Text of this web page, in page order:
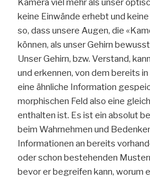
Kamera viel mehr als unser
keine Einwände erhebt und
so, dass unsere Augen, die
können, als unser Gehirn
Unser Gehirn, bzw. Verstand,
und erkennen, von dem bereits
eine ähnliche Information
morphischen Feld also eine
enthalten ist. Es ist ein absolut
beim Wahrnehmen und
Informationen an bereits
oder schon bestehenden
bevor er begreifen kann, worum